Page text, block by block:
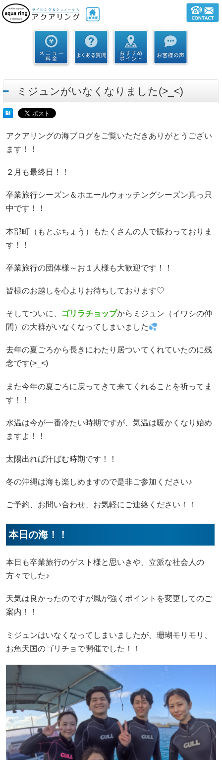
ミジュンがいなくなりました(>_<)
アクアリングの海ブログをご覧いただきありがとうござい
ます！！
２月も最終日！！
卒業旅行シーズン＆ホエールウォッチングシーズン真っ只
中です！！
本部町（もとぶちょう）もたくさんの人で賑わっておりま
す！！
卒業旅行の団体様～お１人様も大歓迎です！！
皆様のお越しを心よりお待ちしております♡
そしてついに、 ゴリラチョップからミジュン（イワシの仲
間）の大群がいなくなってしまいました
去年の夏ごろから長きにわたり居ついてくれていたのに残
念です(>_<)
また今年の夏ごろに戻ってきて来てくれることを祈ってま
す！！
水温は今が一番冷たい時期ですが、気温は暖かくなり始め
ますよ！！
太陽出れば汗ばむ時期です！！
冬の沖縄は海も楽しめますので是非ご参加ください♪
ご予約、お問い合わせ、お気軽にご連絡ください！！
本日の海！！
本日も卒業旅行のゲスト様と思いきや、立派な社会人の
方々でした♪
天気は良かったのですが風が強くポイントを変更してのご
案内！！
ミジュンはいなくなってしまいましたが、珊瑚モリモリ、
お魚天国のゴリチョで開催でした！！